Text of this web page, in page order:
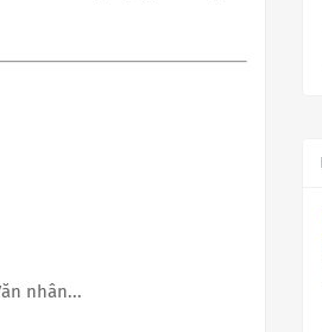
nhân...